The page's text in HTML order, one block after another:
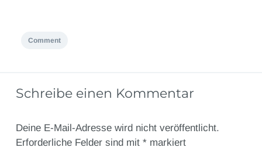
Comment
Schreibe einen Kommentar
Deine E-Mail-Adresse wird nicht veröffentlicht.
Erforderliche Felder sind mit *markiert